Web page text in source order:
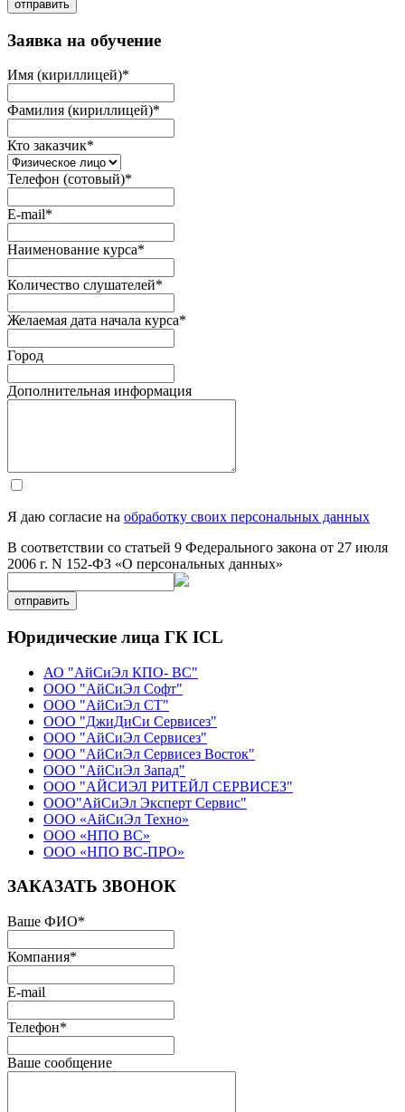
отправить
Заявка на обучение
Имя (кириллицей)*
Фамилия (кириллицей)*
Кто заказчик*
Телефон (сотовый)*
E-mail*
Наименование курса*
Количество слушателей*
Желаемая дата начала курса*
Город
Дополнительная информация
Я даю согласие на обработку своих персональных данных
В соответствии со статьей 9 Федерального закона от 27 июля
2006 г. N 152-ФЗ «О персональных данных»
отправить
Юридические лица ГК ICL
АО "АйСиЭл КПО- ВС"
ООО "АйСиЭл Софт"
ООО "АйСиЭл СТ"
ООО "ДжиДиСи Сервисез"
ООО "АйСиЭл Сервисез"
ООО "АйСиЭл Сервисез Восток"
ООО "АйСиЭл Запад"
ООО "АЙСИЭЛ РИТЕЙЛ СЕРВИСЕЗ"
ООО"АйСиЭл Эксперт Сервис"
ООО «АйСиЭл Техно»
ООО «НПО ВС»
ООО «НПО ВС-ПРО»
ЗАКАЗАТЬ ЗВОНОК
Ваше ФИО*
Компания*
E-mail
Телефон*
Ваше сообщение